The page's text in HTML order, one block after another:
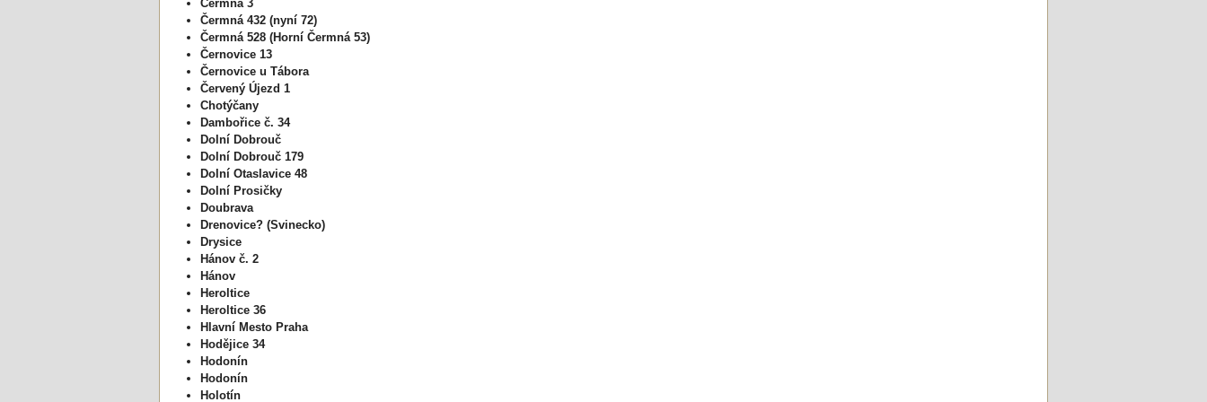
Čermná 3
Čermná 432 (nyní 72)
Čermná 528 (Horní Čermná 53)
Černovice 13
Černovice u Tábora
Červený Újezd 1
Chotýčany
Dambořice č. 34
Dolní Dobrouč
Dolní Dobrouč 179
Dolní Otaslavice 48
Dolní Prosičky
Doubrava
Drenovice? (Svinecko)
Drysice
Hánov č. 2
Hánov
Heroltice
Heroltice 36
Hlavní Mesto Praha
Hodějice 34
Hodonín
Hodonín
Holotín